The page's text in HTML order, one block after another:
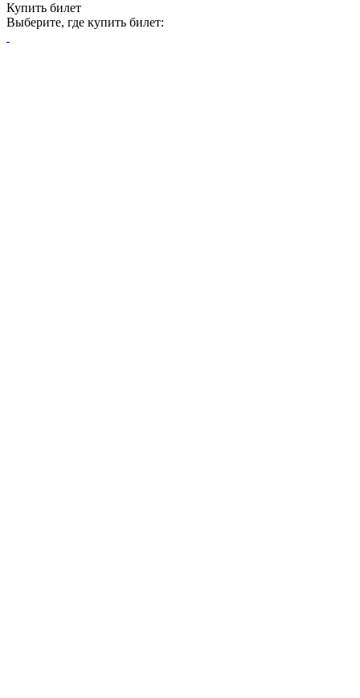
Купить билет
Выберите, где купить билет: